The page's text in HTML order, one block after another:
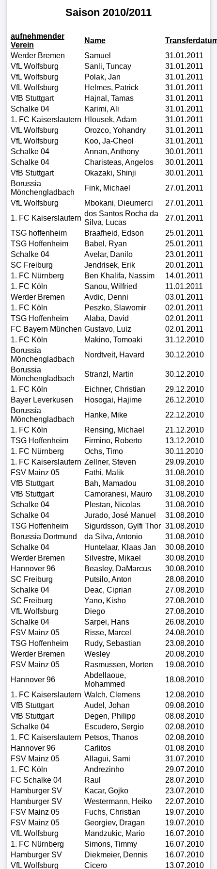
FrauenfuÃŸball
Alle
Sportnews
STATISTIKEN
Tabelle
1.
Bundesliga
Tabelle
2.
Bundesliga
Tabelle
3.
Liga
1.
Bundesliga
Ergebnisse
SONSTIGES
FuÃŸballspieler
Vereine
Kader
Wappen
Altes
Portal
(Archiv)
Forum
Saison 2010/2011
aufnehmender
Verein
Name
Werder Bremen
Samuel
31.01.2011
VfL Wolfsburg
Sanli, Tuncay
31.01.2011
VfL Wolfsburg
Polak, Jan
31.01.2011
VfL Wolfsburg
Helmes, Patrick
31.01.2011
VfB Stuttgart
Hajnal, Tamas
31.01.2011
Schalke 04
Karimi, Ali
31.01.2011
1. FC Kaiserslautern Hlousek, Adam
31.01.2011
VfL Wolfsburg
Orozco, Yohandry
31.01.2011
VfL Wolfsburg
Koo, Ja-Cheol
31.01.2011
Schalke 04
Annan, Anthony
30.01.2011
Schalke 04
Charisteas, Angelos
30.01.2011
VfB Stuttgart
Okazaki, Shinji
30.01.2011
Borussia
Mönchengladbach
Fink, Michael
27.01.2011
VfL Wolfsburg
Mbokani, Dieumerci
27.01.2011
1. FC Kaiserslautern
dos Santos Rocha da
Silva, Lucas
27.01.2011
TSG hoffenheim
Braafheid, Edson
25.01.2011
TSG Hoffenheim
Babel, Ryan
25.01.2011
Schalke 04
Avelar, Danilo
23.01.2011
SC Freiburg
Jendrisek, Erik
20.01.2011
1. FC Nürnberg
Ben Khalifa, Nassim
14.01.2011
1. FC Köln
Sanou, Wilfried
11.01.2011
Werder Bremen
Avdic, Denni
03.01.2011
1. FC Köln
Peszko, Slawomir
02.01.2011
TSG Hoffenheim
Alaba, David
02.01.2011
FC Bayern München Gustavo, Luiz
02.01.2011
1. FC Köln
Makino, Tomoaki
31.12.2010
Borussia
Mönchengladbach
Nordtveit, Havard
30.12.2010
Borussia
Mönchengladbach
Stranzl, Martin
30.12.2010
1. FC Köln
Eichner, Christian
29.12.2010
Bayer Leverkusen
Hosogai, Hajime
26.12.2010
Borussia
Mönchengladbach
Hanke, Mike
22.12.2010
1. FC Köln
Rensing, Michael
21.12.2010
TSG Hoffenheim
Firmino, Roberto
13.12.2010
1. FC Nürnberg
Ochs, Timo
30.11.2010
1. FC Kaiserslautern Zellner, Steven
29.09.2010
FSV Mainz 05
Fathi, Malik
31.08.2010
VfB Stuttgart
Bah, Mamadou
31.08.2010
VfB Stuttgart
Camoranesi, Mauro
31.08.2010
Schalke 04
Plestan, Nicolas
31.08.2010
Schalke 04
Jurado, José Manuel
31.08.2010
TSG Hoffenheim
Sigurdsson, Gylfi Thor 31.08.2010
Borussia Dortmund
da Silva, Antonio
31.08.2010
Schalke 04
Huntelaar, Klaas Jan
30.08.2010
Werder Bremen
Silvestre, Mikael
30.08.2010
Hannover 96
Beasley, DaMarcus
30.08.2010
SC Freiburg
Putsilo, Anton
28.08.2010
Schalke 04
Deac, Ciprian
27.08.2010
SC Freiburg
Yano, Kisho
27.08.2010
VfL Wolfsburg
Diego
27.08.2010
Schalke 04
Sarpei, Hans
26.08.2010
FSV Mainz 05
Risse, Marcel
24.08.2010
TSG Hoffenheim
Rudy, Sebastian
23.08.2010
Werder Bremen
Wesley
20.08.2010
FSV Mainz 05
Rasmussen, Morten
19.08.2010
Hannover 96
Abdellaoue,
Mohammed
18.08.2010
1. FC Kaiserslautern Walch, Clemens
12.08.2010
VfB Stuttgart
Audel, Johan
09.08.2010
VfB Stuttgart
Degen, Philipp
08.08.2010
Schalke 04
Escudero, Sergio
02.08.2010
1. FC Kaiserslautern Petsos, Thanos
02.08.2010
Hannover 96
Carlitos
01.08.2010
FSV Mainz 05
Allagui, Sami
31.07.2010
1. FC Köln
Andrezinho
29.07.2010
FC Schalke 04
Raul
28.07.2010
Hamburger SV
Kacar, Gojko
23.07.2010
Hamburger SV
Westermann, Heiko
22.07.2010
FSV Mainz 05
Fuchs, Christian
19.07.2010
FSV Mainz 05
Georgiev, Dragan
19.07.2010
VfL Wolfsburg
Mandzukic, Mario
16.07.2010
1. FC Nürnberg
Simons, Timmy
16.07.2010
Hamburger SV
Diekmeier, Dennis
16.07.2010
VfL Wolfsburg
Cicero 13.07.2010